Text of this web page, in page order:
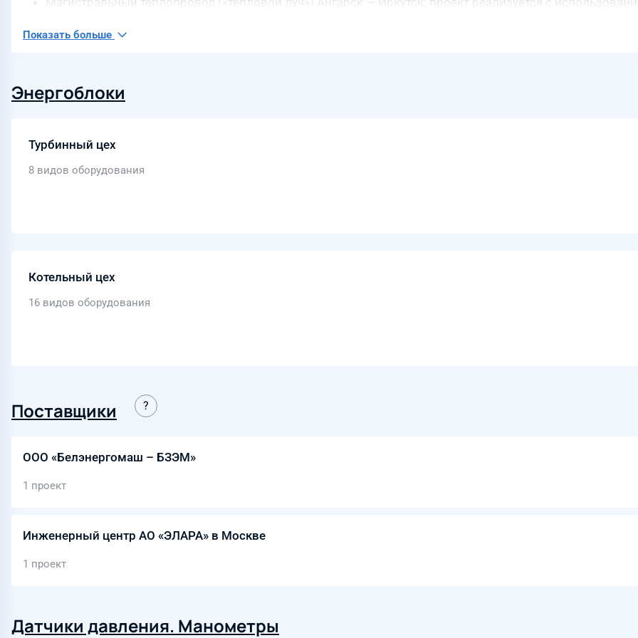
Показать больше
Энергоблоки
Турбинный цех
8 видов оборудования
Котельный цех
16 видов оборудования
Поставщики
ООО «Белэнергомаш – БЗЭМ»
1 проект
Инженерный центр АО «ЭЛАРА» в Москве
1 проект
Датчики давления. Манометры